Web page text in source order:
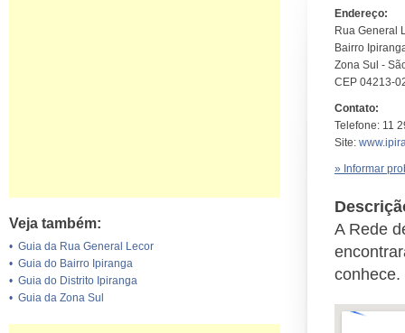
Veja também:
• Guia da Rua General Lecor
• Guia do Bairro Ipiranga
• Guia do Distrito Ipiranga
• Guia da Zona Sul
Endereço:
Rua General
Bairro
Zona Sul -
CEP 04213-
Contato:
Telefone: 11
Site:
» Informar
A Rede
conhece.